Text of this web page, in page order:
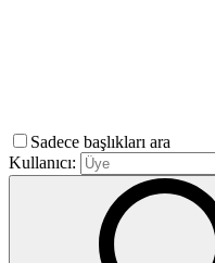
Sadece başlıkları ara
Kullanıcı: